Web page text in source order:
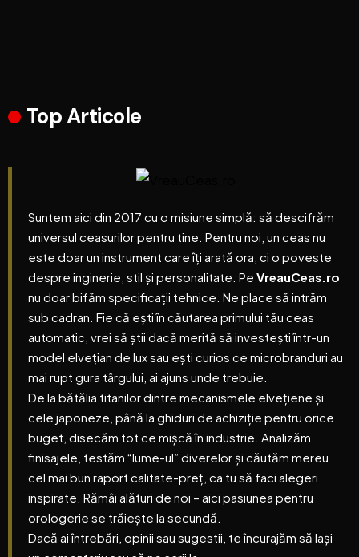
Top Articole
Marci de Ceasuri Elvetiene: Ghidul Complet al Mărcilor
Swiss Made de Top in 2025
Suntem aici din 2017 cu o misiune simplă: să descifrăm
universul ceasurilor pentru tine. Pentru noi, un ceas nu
este doar un instrument care îți arată ora, ci o poveste
despre inginerie, stil și personalitate. Pe VreauCeas.ro
nu doar bifăm specificații tehnice. Ne place să intrăm
sub cadran. Fie că ești în căutarea primului tău ceas
automatic, vrei să știi dacă merită să investești într-un
model elvețian de lux sau ești curios ce microbranduri au
mai rupt gura târgului, ai ajuns unde trebuie.
De la bătălia titanilor dintre mecanismele elvețiene și
cele japoneze, până la ghiduri de achiziție pentru orice
buget, disecăm tot ce mișcă în industrie. Analizăm
finisajele, testăm “lume-ul” diverelor și căutăm mereu
cel mai bun raport calitate-preț, ca tu să faci alegeri
inspirate. Rămâi alături de noi – aici pasiunea pentru
orologerie se trăiește la secundă.
Dacă ai întrebări, opinii sau sugestii, te încurajăm să lași